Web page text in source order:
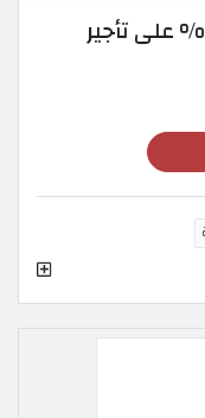
كود خصم SIXT 2026 | خصم 10% على تأجير